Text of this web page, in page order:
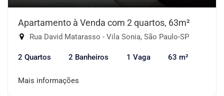
Apartamento à Venda com 2 quartos, 63m²
Rua David Matarasso - Vila Sonia, São Paulo-SP
2 Quartos 2 Banheiros 1 Vaga 63 m²
Mais informações